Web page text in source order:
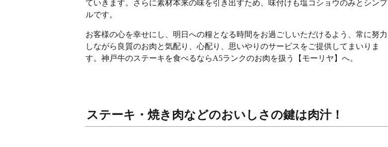
ていきます。さらに素材本来の味を引き出すため、味付けも塩コショウのみとシンプ
ルです。
お客様の心を幸せにし、明日への糧となる時間をお過ごしいただけるよう、常に努力
しながら良質のお肉と気配り、心配り、思いやりのサービスをご提供してまいりま
す。神戸牛のステーキを食べるならA5ランクのお肉を扱う【モーリヤ】へ。
ステーキ・焼き肉などのおいしさの鍵は肉汁！